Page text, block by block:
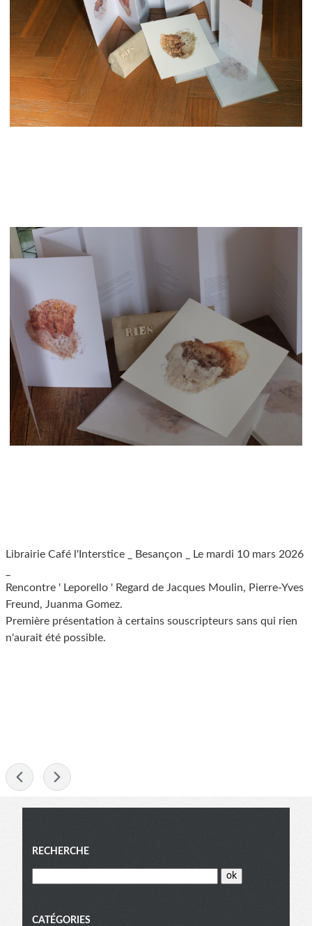
Librairie Café l'Interstice _ Besançon _ Le mardi 10 mars 2026
Rencontre ' Leporello ' Regard de Jacques Moulin, Pierre-Yves
Freund, Juanma Gomez.
Première présentation à certains souscripteurs sans qui rien
n'aurait été possible.
Menu
RECHERCHE
CATÉGORIES